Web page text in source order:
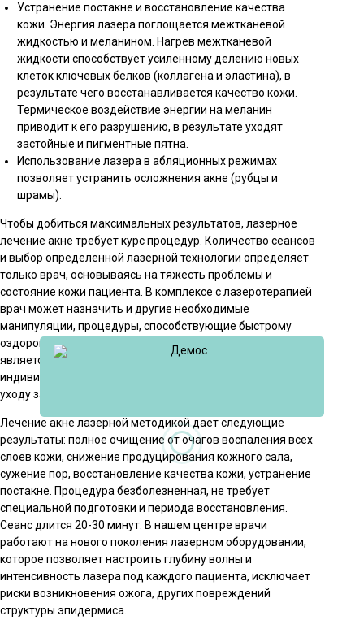
Устранение постакне и восстановление качества
кожи. Энергия лазера поглощается межтканевой
жидкостью и меланином. Нагрев межтканевой
жидкости способствует усиленному делению новых
клеток ключевых белков (коллагена и эластина), в
результате чего восстанавливается качество кожи.
Термическое воздействие энергии на меланин
приводит к его разрушению, в результате уходят
застойные и пигментные пятна.
Использование лазера в абляционных режимах
позволяет устранить осложнения акне (рубцы и
шрамы).
Чтобы добиться максимальных результатов, лазерное
лечение акне требует курс процедур. Количество сеансов
и выбор определенной лазерной технологии определяет
только врач, основываясь на тяжесть проблемы и
состояние кожи пациента. В комплексе с лазеротерапией
врач может назначить и другие необходимые
манипуляции, процедуры, способствующие быстрому
оздоровлению кожи. Обязательным первым этапом
является аппаратная чистка. Также врач дает
индивидуальные рекомендации по выбору средств и
уходу за кожей в домашних условиях.
Лечение акне лазерной методикой дает следующие
результаты: полное очищение от очагов воспаления всех
слоев кожи, снижение продуцирования кожного сала,
сужение пор, восстановление качества кожи, устранение
постакне. Процедура безболезненная, не требует
специальной подготовки и периода восстановления.
Сеанс длится 20-30 минут. В нашем центре врачи
работают на нового поколения лазерном оборудовании,
которое позволяет настроить глубину волны и
интенсивность лазера под каждого пациента, исключает
риски возникновения ожога, других повреждений
структуры эпидермиса.